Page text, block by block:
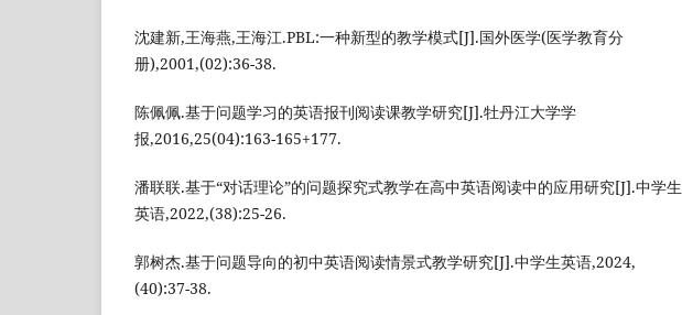
沈建新,王海燕,王海江.PBL:一种新型的教学模式[J].国外医学(医学教育分
册),2001,(02):36-38.
陈佩佩.基于问题学习的英语报刊阅读课教学研究[J].牡丹江大学学
报,2016,25(04):163-165+177.
潘联联.基于“对话理论”的问题探究式教学在高中英语阅读中的应用研究[J].中学生
英语,2022,(38):25-26.
郭树杰.基于问题导向的初中英语阅读情景式教学研究[J].中学生英语,2024,
(40):37-38.